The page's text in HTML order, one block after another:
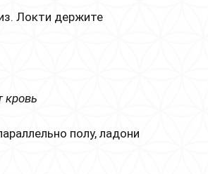
Локти держите
кровь
полу, ладони